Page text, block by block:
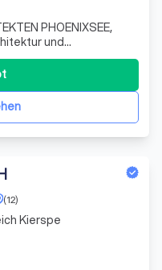
PHOENIXSEE,
und
Gründung im Jahr
die Planung und
spezialisiert.
integrierte
(12)
Kierspe